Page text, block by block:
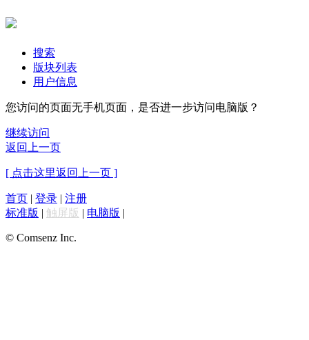
搜索
版块列表
用户信息
您访问的页面无手机页面，是否进一步访问电脑版？
继续访问
返回上一页
[ 点击这里返回上一页 ]
首页 | 登录 | 注册
标准版 | 触屏版 | 电脑版 |
© Comsenz Inc.